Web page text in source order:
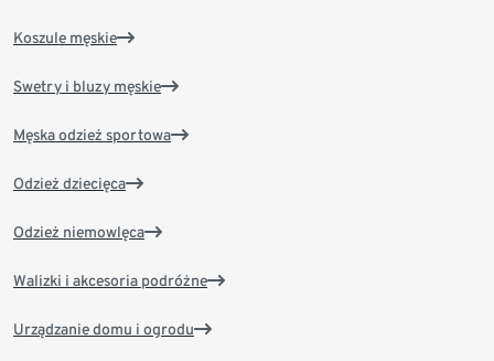
Koszule męskie
Swetry i bluzy męskie
Męska odzież sportowa
Odzież dziecięca
Odzież niemowlęca
Walizki i akcesoria podróżne
Urządzanie domu i ogrodu